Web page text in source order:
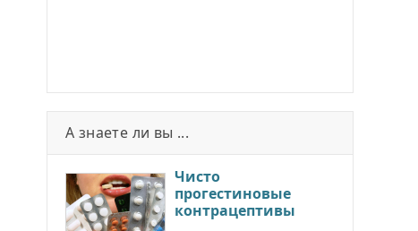
А знаете ли вы ...
Чисто
прогестиновые
контрацептивы